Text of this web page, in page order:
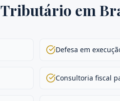
Tributário em
Defesa em
Consultoria fiscal